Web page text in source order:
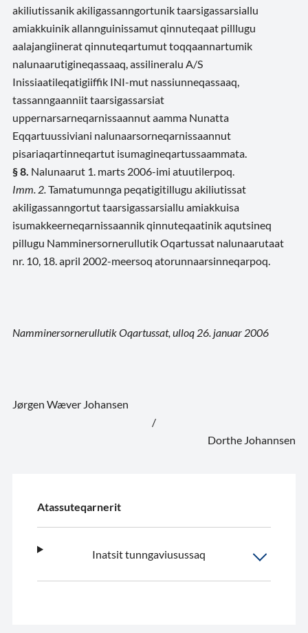
akiliutissanik akiligassanngortunik taarsigassarsiallu
amiakkuinik allannguinissamut qinnuteqaat pilllugu
aalajangiinerat qinnuteqartumut toqqaannartumik
nalunaarutigineqassaaq, assilineralu A/S
Inissiaatileqatigiiffik INI-mut nassiunneqassaaq,
tassanngaanniit taarsigassarsiat
uppernarsarneqarnissaannut aamma Nunatta
Eqqartuussiviani nalunaarsorneqarnissaannut
pisariaqartinneqartut isumagineqartussaammata.
§ 8. Nalunaarut 1. marts 2006-imi atuutilerpoq.
Imm. 2. Tamatumunnga peqatigitillugu akiliutissat
akiligassanngortut taarsigassarsiallu amiakkuisa
isumakkeerneqarnissaannik qinnuteqaatinik aqutsineq
pillugu Namminersornerullutik Oqartussat nalunaarutaat
nr. 10, 18. april 2002-meersoq atorunnaarsinneqarpoq.
Namminersornerullutik Oqartussat, ulloq 26. januar 2006
Jørgen Wæver Johansen
/
Dorthe Johannsen
Atassuteqarnerit
Inatsit tunngaviusussaq